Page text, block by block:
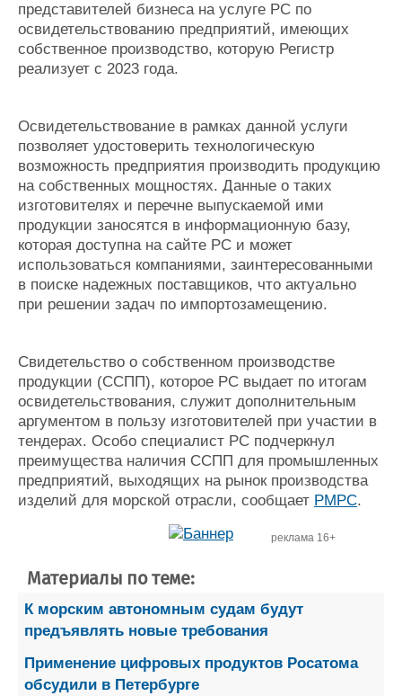
представителей бизнеса на услуге РС по
освидетельствованию предприятий, имеющих
собственное производство, которую Регистр
реализует с 2023 года.
Освидетельствование в рамках данной услуги
позволяет удостоверить технологическую
возможность предприятия производить продукцию
на собственных мощностях. Данные о таких
изготовителях и перечне выпускаемой ими
продукции заносятся в информационную базу,
которая доступна на сайте РС и может
использоваться компаниями, заинтересованными
в поиске надежных поставщиков, что актуально
при решении задач по импортозамещению.
Свидетельство о собственном производстве
продукции (ССПП), которое РС выдает по итогам
освидетельствования, служит дополнительным
аргументом в пользу изготовителей при участии в
тендерах. Особо специалист РС подчеркнул
преимущества наличия ССПП для промышленных
предприятий, выходящих на рынок производства
изделий для морской отрасли, сообщает РМРС.
реклама 16+
Материалы по теме:
К морским автономным судам будут
предъявлять новые требования
Применение цифровых продуктов Росатома
обсудили в Петербурге